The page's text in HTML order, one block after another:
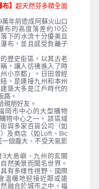
布】超天然芬多精全面
年前造成阿蘇火山口
布的高度落差約10公
下的水流十分優美且
布，並且感受負離子
歷史街區，以其古老
，讓人彷彿進入了時
小京都」。日田曾經
，是連接九州和本州
築大多是江戶時代的
路。
親朋好友。
岡市中心的大型購物
物中心之一。 該區域
與多家百貨公司（如
及商店（如Loft、Bic
個龐大、不受天氣影
3大島嶼、九州的玄關
然美景而聞名世界。
有多樣性視野、國際
溫暖地迎接近鄰或遠
融合於城市之中。福